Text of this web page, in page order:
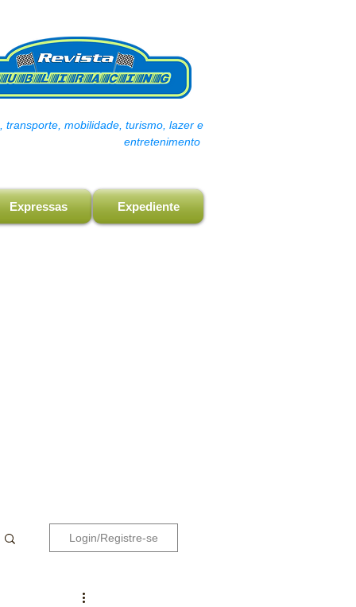
transporte, mobilidade, turismo, lazer e
entretenimento
Expressas Expediente
Login/Registre-se